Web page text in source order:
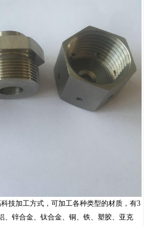
技加工方式，可加工各种类型的材质，有3
、锌合金、钛合金、铜、铁、塑胶、亚克